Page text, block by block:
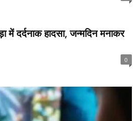
दर्दनाक हादसा, जन्मदिन मनाकर
0